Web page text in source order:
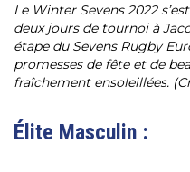
Le Winter Sevens 2022
deux jours de tournoi à
étape du Sevens Rugby
promesses de fête et de
fraîchement ensoleillées.
Élite Masculin :